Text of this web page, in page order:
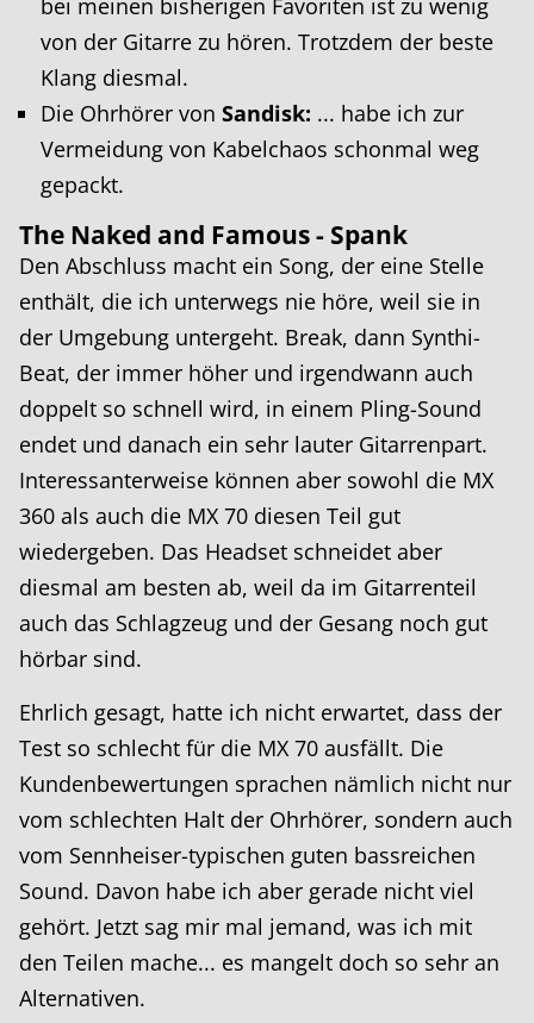
bei meinen bisherigen Favoriten ist zu wenig
von der Gitarre zu hören. Trotzdem der beste
Klang diesmal.
Die Ohrhörer von Sandisk: ... habe ich zur
Vermeidung von Kabelchaos schonmal weg
gepackt.
The Naked and Famous - Spank
Den Abschluss macht ein Song, der eine Stelle
enthält, die ich unterwegs nie höre, weil sie in
der Umgebung untergeht. Break, dann Synthi-
Beat, der immer höher und irgendwann auch
doppelt so schnell wird, in einem Pling-Sound
endet und danach ein sehr lauter Gitarrenpart.
Interessanterweise können aber sowohl die MX
360 als auch die MX 70 diesen Teil gut
wiedergeben. Das Headset schneidet aber
diesmal am besten ab, weil da im Gitarrenteil
auch das Schlagzeug und der Gesang noch gut
hörbar sind.
Ehrlich gesagt, hatte ich nicht erwartet, dass der
Test so schlecht für die MX 70 ausfällt. Die
Kundenbewertungen sprachen nämlich nicht nur
vom schlechten Halt der Ohrhörer, sondern auch
vom Sennheiser-typischen guten bassreichen
Sound. Davon habe ich aber gerade nicht viel
gehört. Jetzt sag mir mal jemand, was ich mit
den Teilen mache... es mangelt doch so sehr an
Alternativen.